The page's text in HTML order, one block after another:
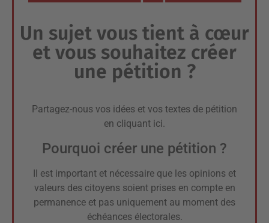
Un sujet vous tient à cœur
et vous souhaitez créer
une pétition ?
Partagez-nous vos idées et vos textes de pétition
en cliquant ici.
Pourquoi créer une pétition ?
Il est important et nécessaire que les opinions et
valeurs des citoyens soient prises en compte en
permanence et pas uniquement au moment des
échéances électorales.